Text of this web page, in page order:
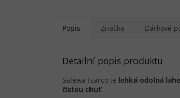
Popis Značka Dárkové
Detailní popis produktu
Salewa Isarco je lehká odolná
čistou chuť.